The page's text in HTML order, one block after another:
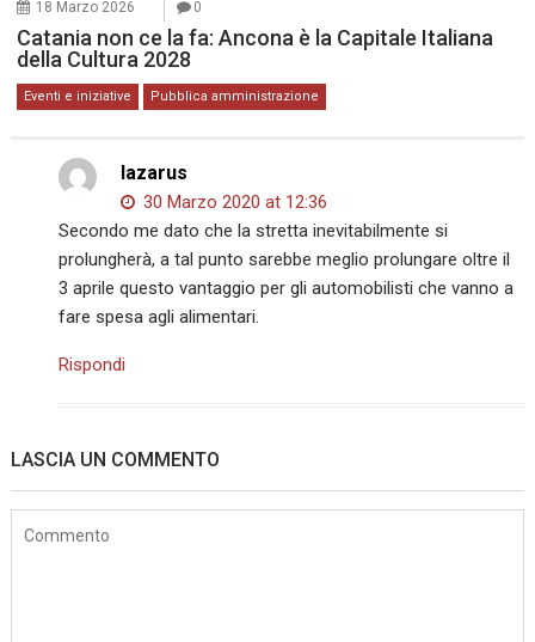
18 Marzo 2026 0
Catania non ce la fa: Ancona è la Capitale Italiana
della Cultura 2028
Eventi e iniziative Pubblica amministrazione
lazarus
30 Marzo 2020 at 12:36
Secondo me dato che la stretta inevitabilmente si
prolungherà, a tal punto sarebbe meglio prolungare oltre il
3 aprile questo vantaggio per gli automobilisti che vanno a
fare spesa agli alimentari.
Rispondi
LASCIA UN COMMENTO